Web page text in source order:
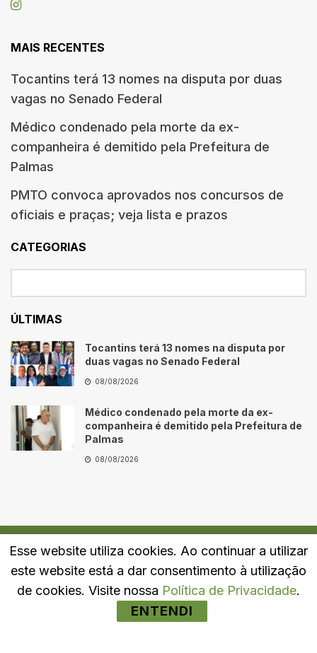
MAIS RECENTES
Tocantins terá 13 nomes na disputa por duas
vagas no Senado Federal
Médico condenado pela morte da ex-
companheira é demitido pela Prefeitura de
Palmas
PMTO convoca aprovados nos concursos de
oficiais e praças; veja lista e prazos
CATEGORIAS
ÚLTIMAS
Tocantins terá 13 nomes na disputa por
duas vagas no Senado Federal
08/08/2026
Médico condenado pela morte da ex-
companheira é demitido pela Prefeitura de
Palmas
08/08/2026
Quem Somos Fale Conosco Política de Privacidade
Esse website utiliza cookies. Ao continuar a utilizar
este website está a dar consentimento à utilização
de cookies. Visite nossa Política de Privacidade.
ENTENDI